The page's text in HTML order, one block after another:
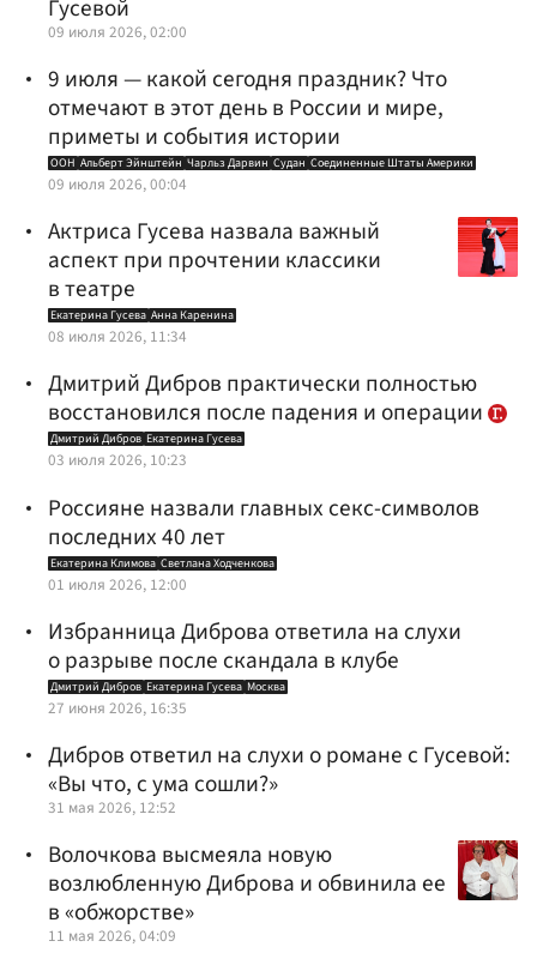
Гусевой
09 июля 2026, 02:00
9 июля — какой сегодня праздник? Что
отмечают в этот день в России и мире,
приметы и события истории
ООН Альберт Эйнштейн Чарльз Дарвин Судан Соединенные Штаты Америки
09 июля 2026, 00:04
Актриса Гусева назвала важный
аспект при прочтении классики
в театре
Екатерина Гусева Анна Каренина
08 июля 2026, 11:34
Дмитрий Дибров практически полностью
восстановился после падения и операции
Дмитрий Дибров Екатерина Гусева
03 июля 2026, 10:23
Россияне назвали главных секс-символов
последних 40 лет
Екатерина Климова Светлана Ходченкова
01 июля 2026, 12:00
Избранница Диброва ответила на слухи
о разрыве после скандала в клубе
Дмитрий Дибров Екатерина Гусева Москва
27 июня 2026, 16:35
Дибров ответил на слухи о романе с Гусевой:
«Вы что, с ума сошли?»
31 мая 2026, 12:52
Волочкова высмеяла новую
возлюбленную Диброва и обвинила ее
в «обжорстве»
11 мая 2026, 04:09